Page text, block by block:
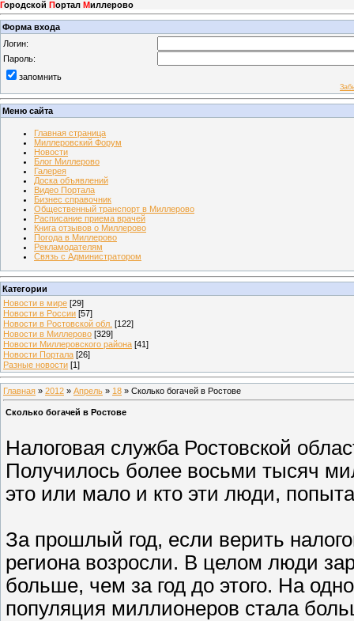
Городской Портал Миллерово
Форма входа
Логин:
Пароль:
запомнить
Меню сайта
Главная страница
Миллеровский Форум
Новости
Блог Миллерово
Галерея
Доска объявлений
Видео Портала
Бизнес справочник
Общественный транспорт в Миллерово
Расписание приема врачей
Книга отзывов о Миллерово
Погода в Миллерово
Рекламодателям
Связь с Администратором
Категории
Новости в мире [29]
Новости в России [57]
Новости в Ростовской обл. [122]
Новости в Миллерово [329]
Новости Миллеровского района [41]
Новости Портала [26]
Разные новости [1]
Главная » 2012 » Апрель » 18 » Сколько богачей в Ростове
Сколько богачей в Ростове
Налоговая служба Ростовской
Получилось более восьми тысяч
это или мало и кто эти люди,
За прошлый год, если верить
региона возросли. В целом люди
больше, чем за год до этого. На
популяция миллионеров стала